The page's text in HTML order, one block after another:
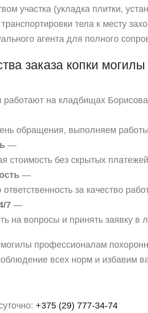
участка (укладка плитки,
транспортировки тела к месту
агента для полного
заказа копки могилы
работают на кладбищах Борисова
обращения, выполняем
—
стоимость без скрытых
—
ответственность за качество
7 —
на вопросы и принять заявку в
могилы профессионалам
всех норм и избавим
+375 (29) 777-34-74